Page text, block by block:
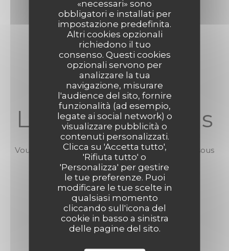
«necessari» sono
obbligatori e installati per
impostazione predefinita.
Altri cookies opzionali
richiedono il tuo
consenso. Questi cookies
opzionali servono per
analizzare la tua
navigazione, misurare
l'audience del sito, fornire
funzionalità (ad esempio,
legate ai social network) o
visualizzare pubblicità o
contenuti personalizzati.
Clicca su 'Accetta tutto',
'Rifiuta tutto' o
'Personalizza' per gestire
le tue preferenze. Puoi
modificare le tue scelte in
qualsiasi momento
cliccando sull'icona del
cookie in basso a sinistra
delle pagine del sito.
6,00 EUR
La Carte des Vins
Vous trouverez ci-dessous la carte de nos vins sous
réserve de disponibilité :